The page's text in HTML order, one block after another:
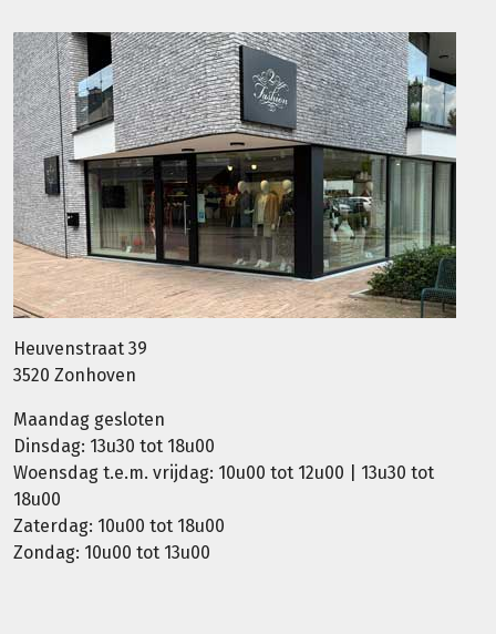
Heuvenstraat 39
3520 Zonhoven
Maandag gesloten
Dinsdag: 13u30 tot 18u00
Woensdag t.e.m. vrijdag: 10u00 tot 12u00 | 13u30 tot
18u00
Zaterdag: 10u00 tot 18u00
Zondag: 10u00 tot 13u00